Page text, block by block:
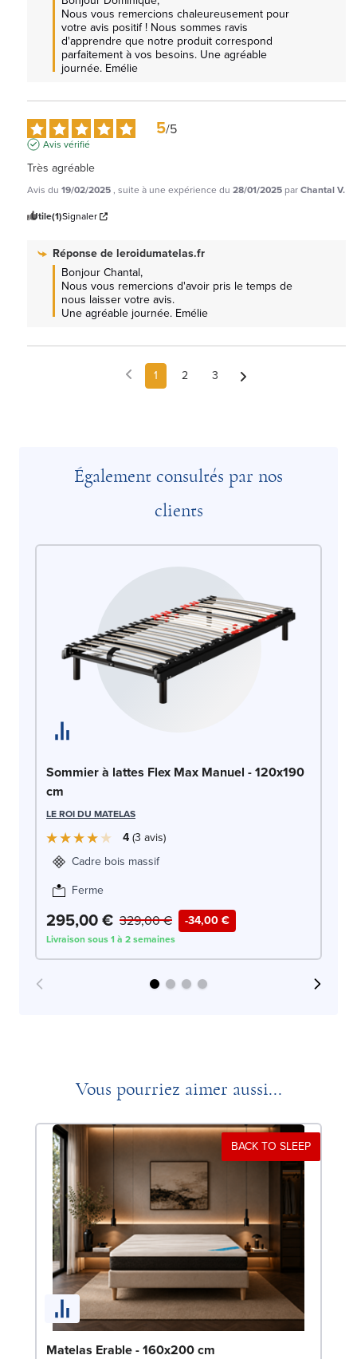
Nous vous remercions chaleureusement pour
votre avis positif ! Nous sommes ravis
d'apprendre que notre produit correspond
parfaitement à vos besoins. Une agréable
journée. Emélie
5/5
Avis vérifié
Très agréable
Avis du 19/02/2025, suite à une expérience du 28/01/2025 parChantal V.
Utile(1)Signaler
Réponse deleroidumatelas.fr
Bonjour Chantal,
Nous vous remercions d'avoir pris le temps de
nous laisser votre avis.
Une agréable journée. Emélie
1 2 3
Également consultés par nos
clients
Sommier à lattes Flex Max Manuel - 120x190
cm
LE ROI DU MATELAS
4 3 avis
Cadre bois massif
Ferme
295,00 € -34,00 €
329,00 €
Livraison sous 1 à 2 semaines
Vous pourriez aimer aussi...
BACK TO SLEEP
Matelas Erable - 160x200 cm